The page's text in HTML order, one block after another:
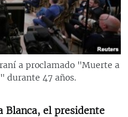
CUBA
a proclamado "Muerte a
durante 47 años.
Blanca, el presidente